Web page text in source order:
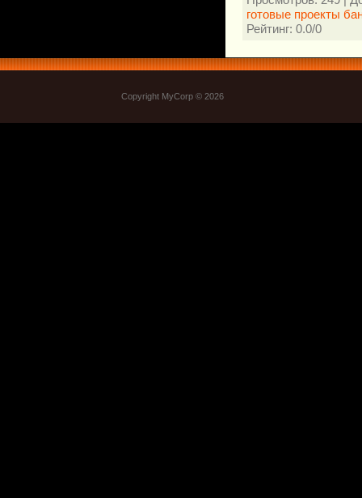
готовые проекты
Рейтинг: 0.0/0
Copyright MyCorp © 2026